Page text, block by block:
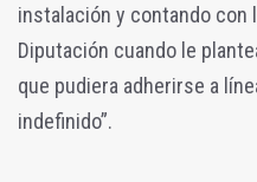
instalación y contando con
Diputación cuando le
que pudiera adherirse a
indefinido”.